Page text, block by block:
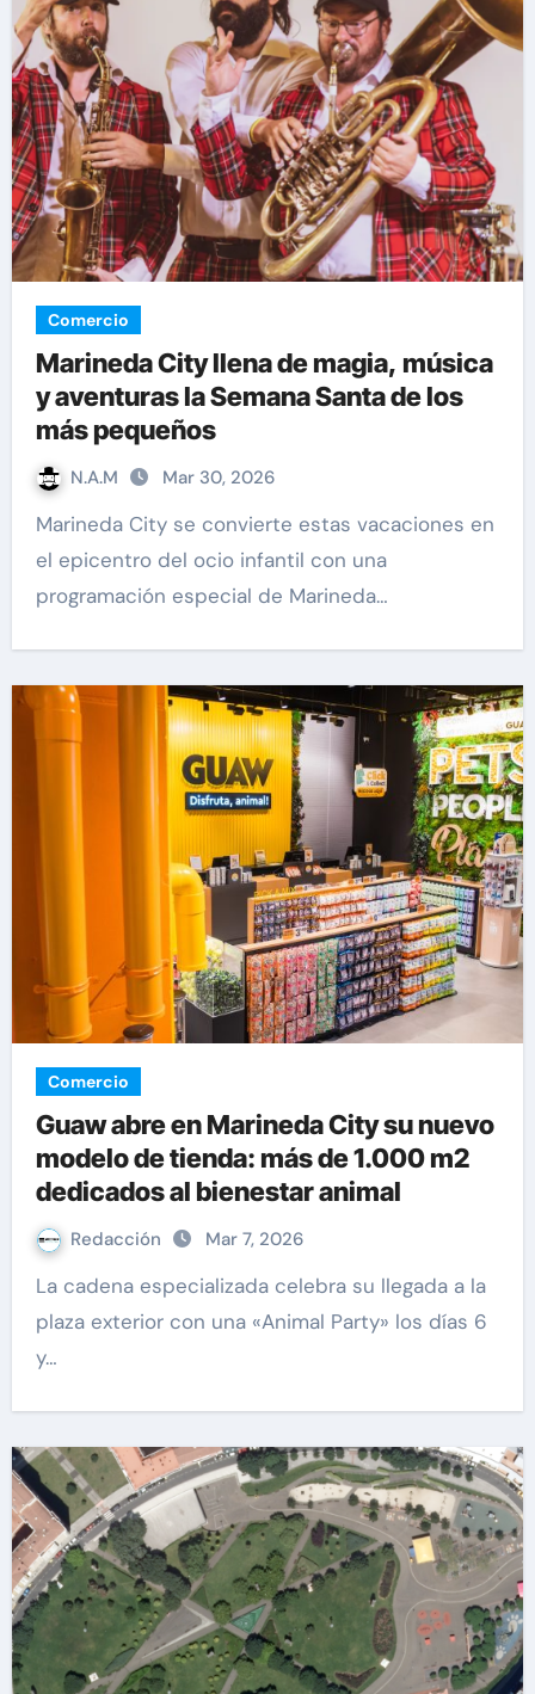
Comercio
Marineda City llena de magia, música
y aventuras la Semana Santa de los
más pequeños
N.A.M Mar 30, 2026
Marineda City se convierte estas vacaciones en
el epicentro del ocio infantil con una
programación especial de Marineda…
Comercio
Guaw abre en Marineda City su nuevo
modelo de tienda: más de 1.000 m2
dedicados al bienestar animal
Redacción Mar 7, 2026
La cadena especializada celebra su llegada a la
plaza exterior con una «Animal Party» los días 6
y…